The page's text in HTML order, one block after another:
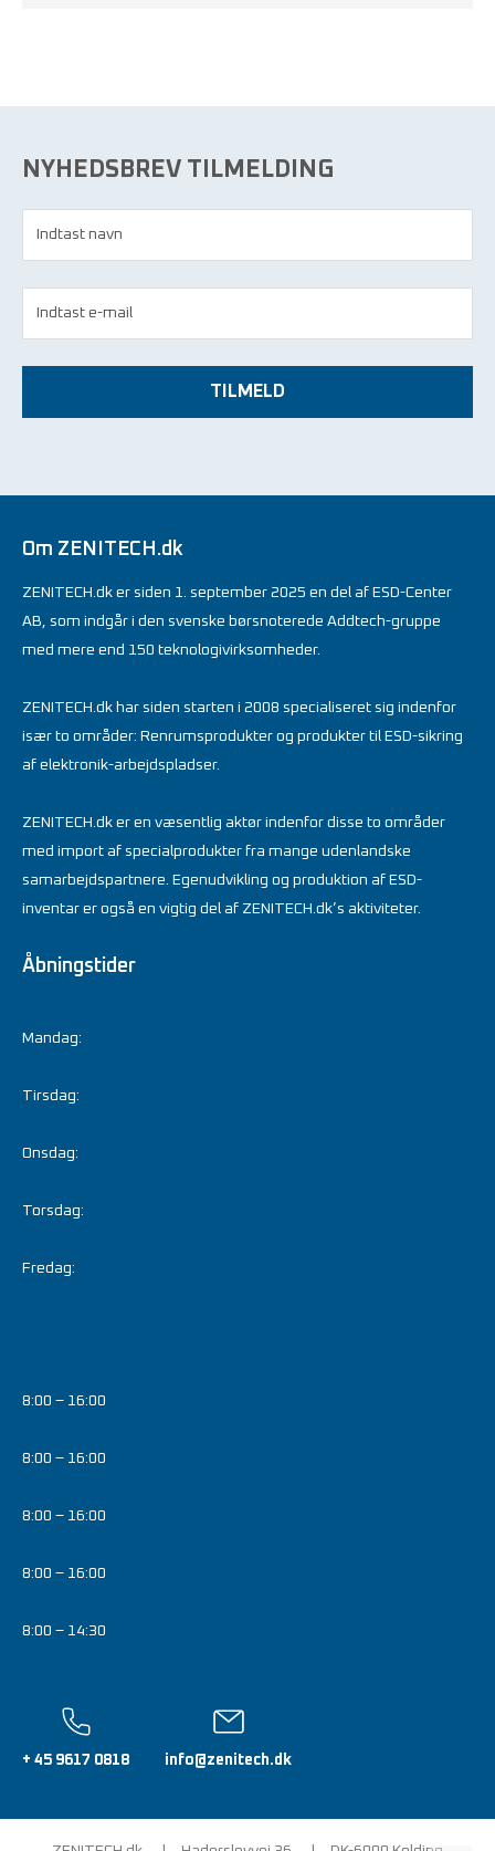
NYHEDSBREV TILMELDING
TILMELD
Om ZENITECH.dk
ZENITECH.dk er siden 1. september 2025 en del af ESD-Center
AB, som indgår i den svenske børsnoterede Addtech-gruppe
med mere end 150 teknologivirksomheder.
ZENITECH.dk har siden starten i 2008 specialiseret sig indenfor
især to områder: Renrumsprodukter og produkter til ESD-sikring
af elektronik-arbejdspladser.
ZENITECH.dk er en væsentlig aktør indenfor disse to områder
med import af specialprodukter fra mange udenlandske
samarbejdspartnere. Egenudvikling og produktion af ESD-
inventar er også en vigtig del af ZENITECH.dk’s aktiviteter.
Åbningstider
Mandag:
Tirsdag:
Onsdag:
Torsdag:
Fredag:
8:00 – 16:00
8:00 – 16:00
8:00 – 16:00
8:00 – 16:00
8:00 – 14:30
+ 45 9617 0818 info@zenitech.dk